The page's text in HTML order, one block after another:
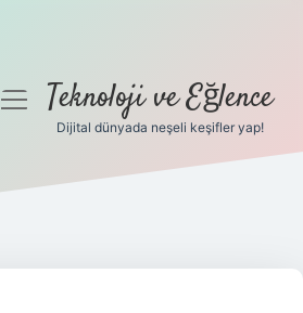
menüyüTeknoloji ve Eğlence
Dijital dünyada neşeli keşifler yap!